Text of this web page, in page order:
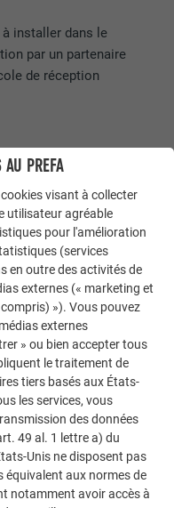
installer dans le
par un partenaire
de réception
PRÉALABLES – TOUT
MAISON
et l'orientation
un devis de l'un des
PREFA
visant à collecter
utilisateur agréable
pour l'amélioration
(services
en outre des activités de
externes (« marketing et
»). Vous pouvez
externes
» ou bien accepter tous
le traitement de
tiers basés aux États-
les services, vous
des données
49 al. 1 lettre a) du
Unis ne disposent pas
équivalent aux normes de
notamment avoir accès à